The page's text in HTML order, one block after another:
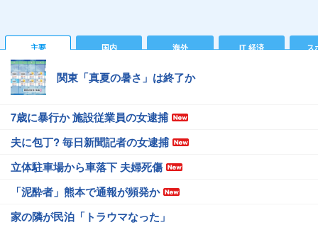
主要 国内 海外 IT 経済 ス
関東「真夏の暑さ」は終了か
7歳に暴行か 施設従業員の女逮捕
夫に包丁? 毎日新聞記者の女逮捕
立体駐車場から車落下 夫婦死傷
「泥酔者」熊本で通報が頻発か
家の隣が民泊「トラウマなった」